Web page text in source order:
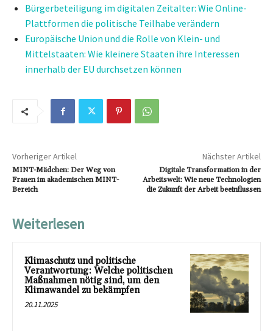
Bürgerbeteiligung im digitalen Zeitalter: Wie Online-
Plattformen die politische Teilhabe verändern
Europäische Union und die Rolle von Klein- und
Mittelstaaten: Wie kleinere Staaten ihre Interessen
innerhalb der EU durchsetzen können
Vorheriger Artikel
MINT-Mädchen: Der Weg von
Frauen im akademischen MINT-
Bereich
Nächster Artikel
Digitale Transformation in der
Arbeitswelt: Wie neue Technologien
die Zukunft der Arbeit beeinflussen
Weiterlesen
Klimaschutz und politische
Verantwortung: Welche politischen
Maßnahmen nötig sind, um den
Klimawandel zu bekämpfen
20.11.2025